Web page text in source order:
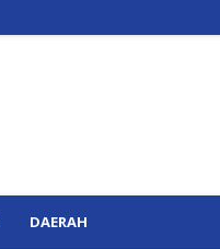
DAERAH